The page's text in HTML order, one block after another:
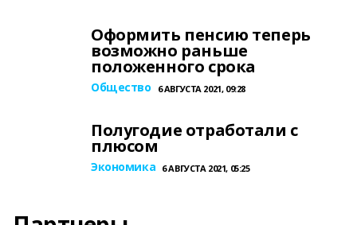
Оформить пенсию теперь
возможно раньше
положенного срока
Общество 6 АВГУСТА 2021, 09:28
Полугодие отработали с
плюсом
Экономика 6 АВГУСТА 2021, 05:25